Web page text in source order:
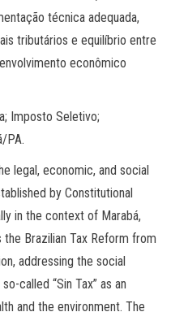
técnica adequada,
tributários e equilíbrio entre
econômico
Imposto Seletivo;
PA.
legal, economic, and social
by Constitutional
in the context of Marabá,
the Brazilian Tax Reform from
addressing the social
called “Sin Tax” as an
and the environment. The